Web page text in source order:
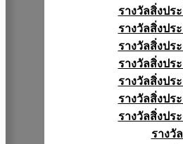
รางวัลสิ่งปร
รางวัลสิ่งปร
รางวัลสิ่งปร
รางวัลสิ่งปร
รางวัลสิ่งปร
รางวัลสิ่งปร
รางวัลสิ่งปร
รางวั